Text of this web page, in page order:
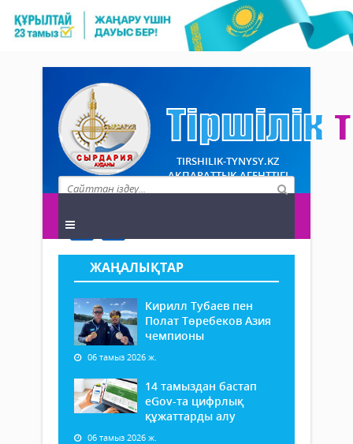
TIRSHILIK-TYNYSY.KZ
АҚПАРАТТЫҚ АГЕНТТІГІ
ЖАҢАЛЫҚТАР
Кирилл Тубаев пен
Полат Төребеков Азия
чемпионы
06 тамыз 2026 ж.
14 тамыздан бастап
еGov-та цифрлық
құжаттарды алу
06 тамыз 2026 ж.